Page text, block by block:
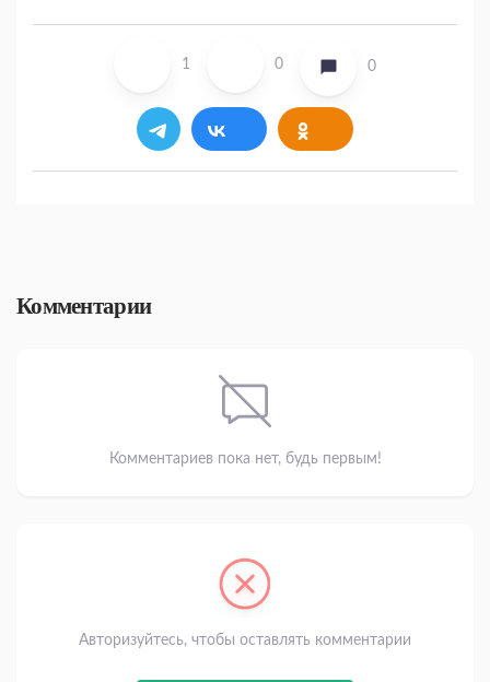
1 0 0
Комментарии
Комментариев пока нет, будь первым!
Авторизуйтесь, чтобы оставлять комментарии